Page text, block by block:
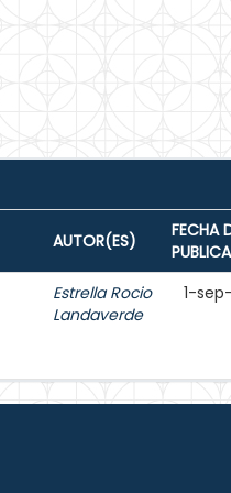
AUTOR(ES)
FECHA
Estrella Rocio
Landaverde
1-